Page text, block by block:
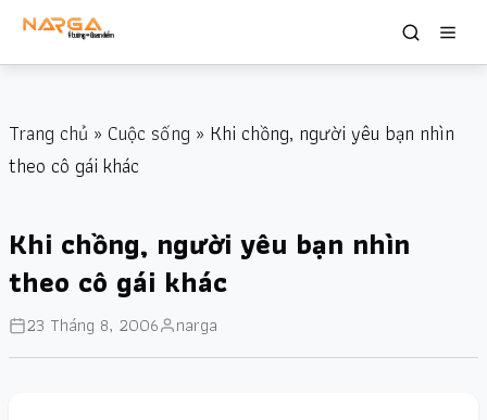
Trang chủ » Cuộc sống » Khi chồng, người yêu bạn nhìn
theo cô gái khác
Khi chồng, người yêu bạn nhìn
theo cô gái khác
23 Tháng 8, 2006 narga